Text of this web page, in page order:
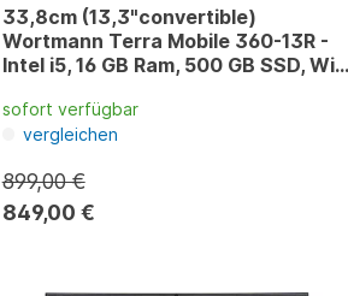
33,8cm (13,3"convertible)
Wortmann Terra Mobile 360-13R -
Intel i5, 16 GB Ram, 500 GB SSD, Win
sofort verfügbar
vergleichen
899,00 €
849,00 €